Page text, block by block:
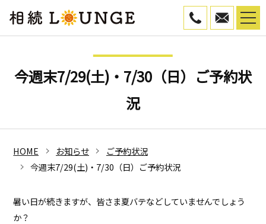
050-5799-
WEB
今週末7/29(土)・7/30（日）ご予約状
況
HOME お知らせ
ご予約状況
今週末7/29(土)・7/30（日）ご予約状況
暑い日が続きますが、皆さま夏バテなどしていませんでしょう
か？